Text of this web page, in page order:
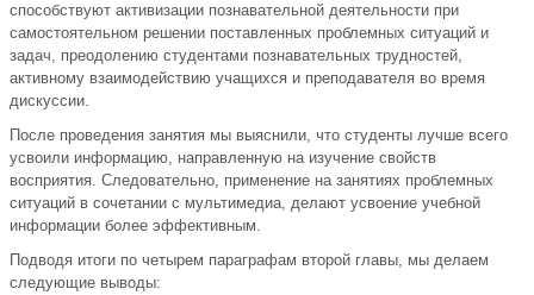
способствуют активизации познавательной деятельности при
самостоятельном решении поставленных проблемных ситуаций и
задач, преодолению студентами познавательных трудностей,
активному взаимодействию учащихся и преподавателя во время
дискуссии.
После проведения занятия мы выяснили, что студенты лучше всего
усвоили информацию, направленную на изучение свойств
восприятия. Следовательно, применение на занятиях проблемных
ситуаций в сочетании с мультимедиа, делают усвоение учебной
информации более эффективным.
Подводя итоги по четырем параграфам второй главы, мы делаем
следующие выводы: